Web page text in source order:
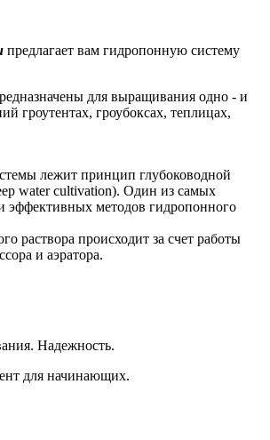
предлагает вам гидропонную систему
для выращивания одно - и
гроутентах, гроубоксах, теплицах,
лежит принцип глубоководной
water cultivation). Один из самых
эффективных методов гидропонного
раствора происходит за счет работы
и аэратора.
Надежность.
для начинающих.